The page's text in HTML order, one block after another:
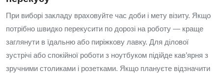
При виборі закладу враховуйте час доби і мету візиту. Якщо
потрібно швидко перекусити по дорозі на роботу — краще
заглянути в їдальню або пиріжкову лавку. Для ділової
зустрічі або спокійної роботи з ноутбуком підійде кав’ярня з
зручними столиками і розетками. Якщо плануєте відзначити